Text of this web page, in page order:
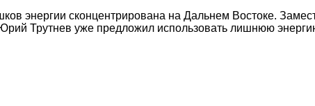
энергии сконцентрирована на Дальнем Востоке.
Трутнев уже предложил использовать лишнюю